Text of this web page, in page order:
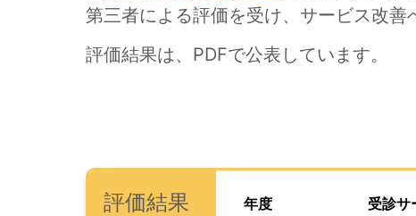
第三者による評価を受け、サービス改善
評価結果は、PDFで公表しています。
ナビゲーションリンクの読み上げは以上です。
次は事業所評価を公表するためのエリアです。
(タイトル)
評価結果 、この事業所の評価結果を
年度 受診サ